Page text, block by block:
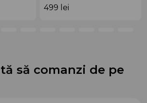
499 lei
să comanzi de pe